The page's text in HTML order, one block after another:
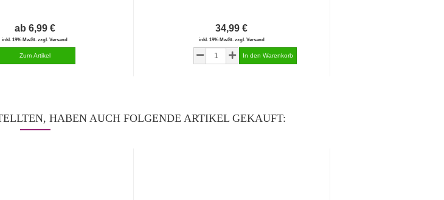
ab 6,99 €
inkl. 19% MwSt. zzgl. Versand
34,99 €
inkl. 19% MwSt. zzgl. Versand
HABEN AUCH FOLGENDE ARTIKEL GEKAUFT: